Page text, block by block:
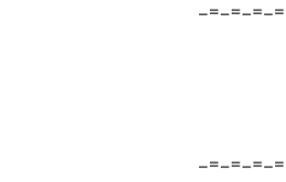
-=-=-=-
-=-=-=-